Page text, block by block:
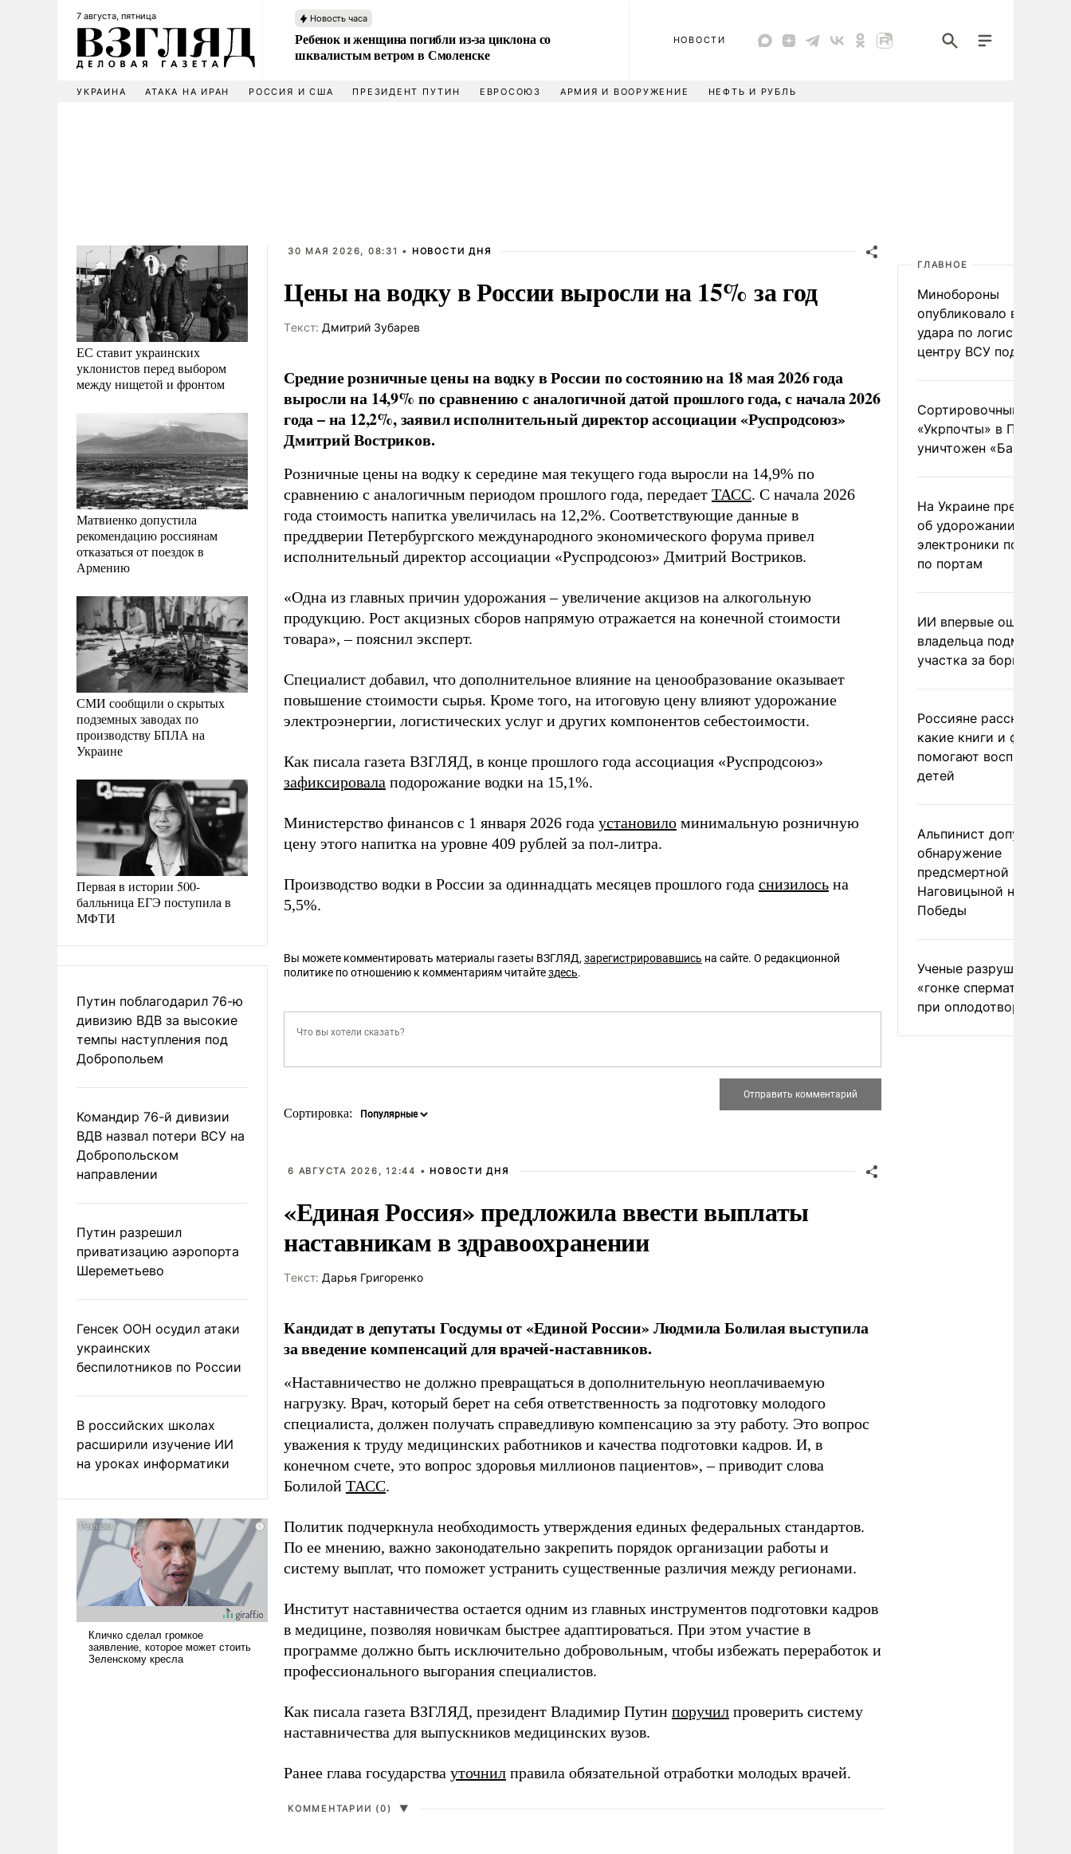
7 августа, пятница Новость часа
Ребенок и женщина погибли из-за циклона со
шквалистым ветром в Смоленске
НОВОСТИ
УКРАИНА АТАКА НА ИРАН РОССИЯ И США ПРЕЗИДЕНТ ПУТИН ЕВРОСОЮЗ АРМИЯ И ВООРУЖЕНИЕ НЕФТЬ И РУБЛЬ
ЕС ставит украинских
уклонистов перед выбором
между нищетой и фронтом
Матвиенко допустила
рекомендацию россиянам
отказаться от поездок в
Армению
СМИ сообщили о скрытых
подземных заводах по
производству БПЛА на
Украине
Первая в истории 500-
балльница ЕГЭ поступила в
МФТИ
Путин поблагодарил 76-ю
дивизию ВДВ за высокие
темпы наступления под
Добропольем
Командир 76-й дивизии
ВДВ назвал потери ВСУ на
Добропольском
направлении
Путин разрешил
приватизацию аэропорта
Шереметьево
Генсек ООН осудил атаки
украинских
беспилотников по России
В российских школах
расширили изучение ИИ
на уроках информатики
30 МАЯ 2026, 08:31 • НОВОСТИ ДНЯ
Цены на водку в России выросли на 15% за год
Tекст: Дмитрий Зубарев
Средние розничные цены на водку в России по состоянию на 18 мая 2026 года
выросли на 14,9% по сравнению с аналогичной датой прошлого года, с начала 2026
года – на 12,2%, заявил исполнительный директор ассоциации «Руспродсоюз»
Дмитрий Востриков.
Розничные цены на водку к середине мая текущего года выросли на 14,9% по
сравнению с аналогичным периодом прошлого года, передает ТАСС. С начала 2026
года стоимость напитка увеличилась на 12,2%. Соответствующие данные в
преддверии Петербургского международного экономического форума привел
исполнительный директор ассоциации «Руспродсоюз» Дмитрий Востриков.
«Одна из главных причин удорожания – увеличение акцизов на алкогольную
продукцию. Рост акцизных сборов напрямую отражается на конечной стоимости
товара», – пояснил эксперт.
Специалист добавил, что дополнительное влияние на ценообразование оказывает
повышение стоимости сырья. Кроме того, на итоговую цену влияют удорожание
электроэнергии, логистических услуг и других компонентов себестоимости.
Как писала газета ВЗГЛЯД, в конце прошлого года ассоциация «Руспродсоюз»
зафиксировала подорожание водки на 15,1%.
Министерство финансов с 1 января 2026 года установило минимальную розничную
цену этого напитка на уровне 409 рублей за пол-литра.
Производство водки в России за одиннадцать месяцев прошлого года снизилось на
5,5%.
Вы можете комментировать материалы газеты ВЗГЛЯД, зарегистрировавшись на сайте. О редакционной
политике по отношению к комментариям читайтездесь.
Сортировка:
6 АВГУСТА 2026, 12:44 • НОВОСТИ ДНЯ
«Единая Россия» предложила ввести выплаты
наставникам в здравоохранении
Tекст: Дарья Григоренко
Кандидат в депутаты Госдумы от «Единой России» Людмила Болилая выступила
за введение компенсаций для врачей-наставников.
«Наставничество не должно превращаться в дополнительную неоплачиваемую
нагрузку. Врач, который берет на себя ответственность за подготовку молодого
специалиста, должен получать справедливую компенсацию за эту работу. Это вопрос
уважения к труду медицинских работников и качества подготовки кадров. И, в
конечном счете, это вопрос здоровья миллионов пациентов», – приводит слова
Болилой ТАСС.
Политик подчеркнула необходимость утверждения единых федеральных стандартов.
По ее мнению, важно законодательно закрепить порядок организации работы и
систему выплат, что поможет устранить существенные различия между регионами.
Институт наставничества остается одним из главных инструментов подготовки кадров
в медицине, позволяя новичкам быстрее адаптироваться. При этом участие в
программе должно быть исключительно добровольным, чтобы избежать переработок и
профессионального выгорания специалистов.
Как писала газета ВЗГЛЯД, президент Владимир Путин поручил проверить систему
наставничества для выпускников медицинских вузов.
Ранее глава государства уточнил правила обязательной отработки молодых врачей.
КОММЕНТАРИИ (0) ▼
ГЛАВНОЕ
Минобороны
опубликовало видео
удара по
центру ВСУ под Киевом
Сортировочный пункт
«Укрпочты» в
уничтожен
На Украине
об удорожании
электроники после
по портам
ИИ впервые
владельца
участка за борщевик
Россияне рассказали,
какие книги и фильмы
помогают воспитывать
детей
Альпинист допустил
обнаружение
предсмертной записки
Наговицыной на пике
Победы
Ученые разрушили миф
«гонке
при оплодотворении